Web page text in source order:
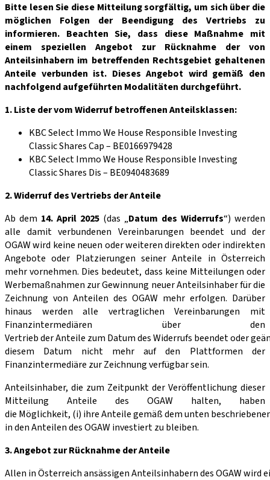
Bitte lesen Sie diese Mitteilung sorgfältig, um sich über die
möglichen Folgen der Beendigung des Vertriebs zu
informieren. Beachten Sie, dass diese Maßnahme mit
einem speziellen Angebot zur Rücknahme der von
Anteilsinhabern im betreffenden Rechtsgebiet gehaltenen
Anteile verbunden ist. Dieses Angebot wird gemäß den
nachfolgend aufgeführten Modalitäten durchgeführt.
1. Liste der vom Widerruf betroffenen Anteilsklassen:
KBC Select Immo We House Responsible Investing
Classic Shares Cap – BE0166979428
KBC Select Immo We House Responsible Investing
Classic Shares Dis – BE0940483689
2. Widerruf des Vertriebs der Anteile
Ab dem 14. April 2025 (das „Datum des Widerrufs“) werden
alle damit verbundenen Vereinbarungen beendet und der
OGAW wird keine neuen oder weiteren direkten oder indirekten
Angebote oder Platzierungen seiner Anteile in Österreich
mehr vornehmen. Dies bedeutet, dass keine Mitteilungen oder
Werbemaßnahmen zur Gewinnung neuer Anteilsinhaber für die
Zeichnung von Anteilen des OGAW mehr erfolgen. Darüber
hinaus werden alle vertraglichen Vereinbarungen mit
Finanzintermediären über den
Vertrieb der Anteile zum Datum des Widerrufs beendet oder
diesem Datum nicht mehr auf den Plattformen der
Finanzintermediäre zur Zeichnung verfügbar sein.
Anteilsinhaber, die zum Zeitpunkt der Veröffentlichung dieser
Mitteilung Anteile des OGAW halten, haben
die Möglichkeit, (i) ihre Anteile gemäß dem unten
in den Anteilen des OGAW investiert zu bleiben.
3. Angebot zur Rücknahme der Anteile
Allen in Österreich ansässigen Anteilsinhabern des OGAW wird